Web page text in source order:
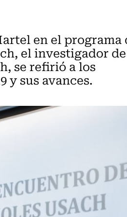
en el programa
el investigador
se refirió a los
sus avances.